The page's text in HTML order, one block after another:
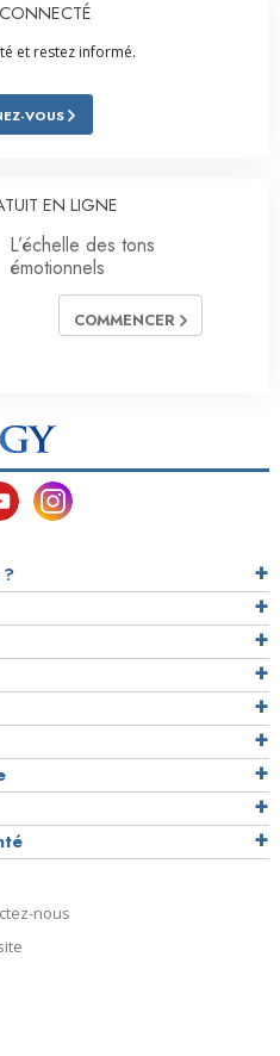
et restez informé.
VOUS
EN LIGNE
L’échelle des tons
émotionnels
COMMENCER
?
nous